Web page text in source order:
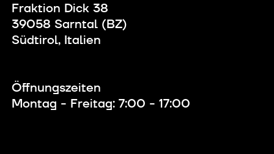
Fraktion Dick 38
39058 Sarntal (BZ)
Südtirol, Italien
Öffnungszeiten
Montag - Freitag: 7:00 - 17:00